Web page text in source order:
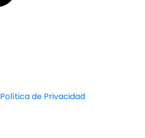
Política de Privacidad